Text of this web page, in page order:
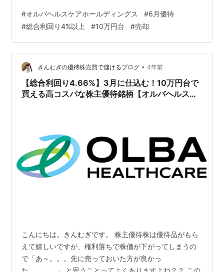
う実験をして報告していきたいと思います。 本日は6月
権利確定銘柄オルバヘルスケアホールディングス(2689)
を売却しましたので、損益を報告します！！ オルバヘル
スケアホールディングス HPより オルバヘルスケアホー
ルディングスは本ブログで会社概要、株主優待の内容、
会社の業績、利回りや株価チャートなどを紹…
#オルバヘルスケアホールディングス #6月優待
#総合利回り4%以上 #10万円台 #売却
きんむぎの優待株売買で儲けるブログ • 4年前
【総合利回り4.66%】3月に仕込む！10万円台で
買える高コスパな株主優待銘柄【オルバヘルスケ
こんにちは。きんむぎです。 株主優待株は優待品がもら
えて嬉しいですが、権利落ちで株価が下がってしまうの
で「あ～。。。先に売っておいた方が良かっ
た。。。。」 と思うことってよくありますよね？？ この